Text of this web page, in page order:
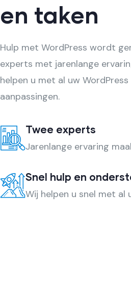
en taken
Hulp met WordPress wordt
experts met jarenlange
helpen u met al uw
aanpassingen.
Twee experts
Jarenlange ervaring
Snel hulp en
Wij helpen u snel met al